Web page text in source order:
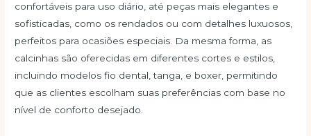
confortáveis para uso diário, até peças mais elegantes e
sofisticadas, como os rendados ou com detalhes luxuosos,
perfeitos para ocasiões especiais. Da mesma forma, as
calcinhas são oferecidas em diferentes cortes e estilos,
incluindo modelos fio dental, tanga, e boxer, permitindo
que as clientes escolham suas preferências com base no
nível de conforto desejado.